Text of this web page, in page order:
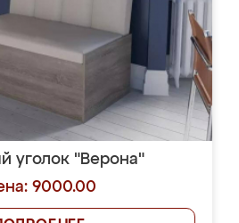
уголок "Верона"
9000.00